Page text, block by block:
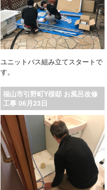
ユニットバス組み立てスタートで
す。
福山市引野町Y様邸 お風呂改修
工事 06月23日